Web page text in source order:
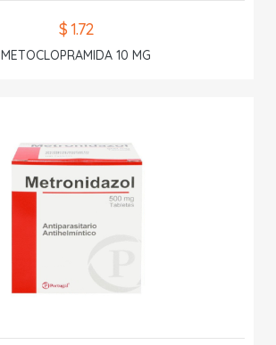
$ 1.72
METOCLOPRAMIDA 10 MG